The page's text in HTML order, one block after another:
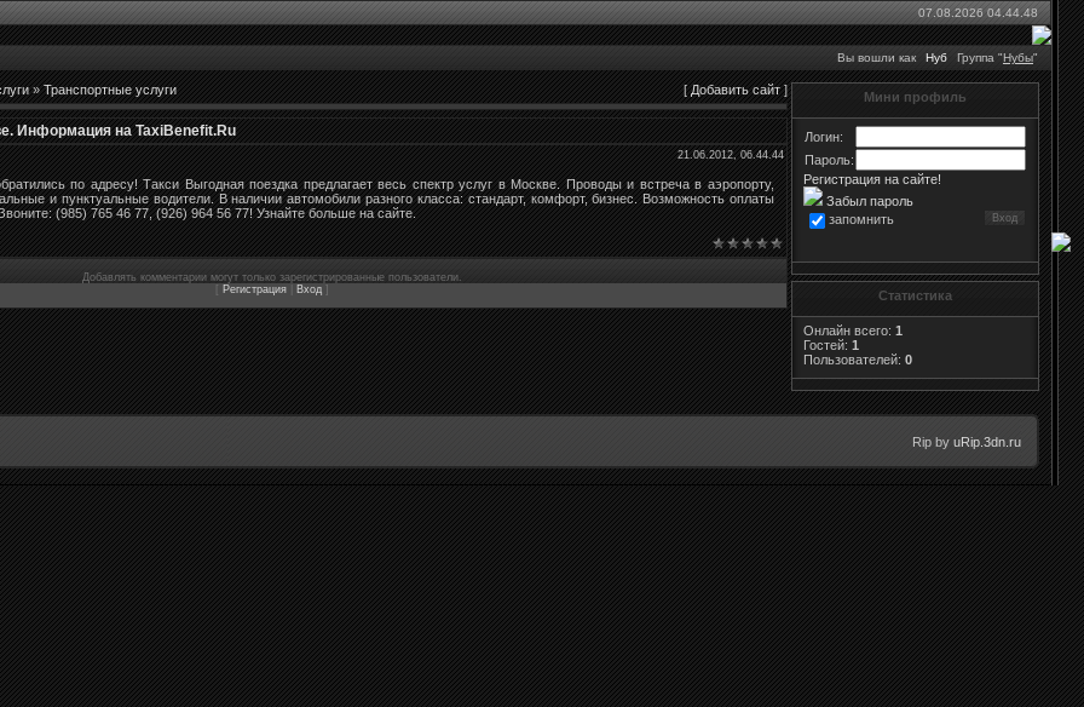
07.08.2026 04.44.48
Вы вошли как Нуб Группа "Нубы"
»Транспортные услуги [Добавить сайт]
Информация на TaxiBenefit.Ru
21.06.2012, 06.44.44
по адресу! Такси Выгодная поездка предлагает весь спектр услуг в Москве. Проводы и встреча в аэропорту,
и пунктуальные водители. В наличии автомобили разного класса: стандарт, комфорт, бизнес. Возможность оплаты
(985) 765 46 77, (926) 964 56 77! Узнайте больше на сайте.
Добавлять комментарии могут только зарегистрированные пользователи.
Регистрация| Вход]
Мини профиль
Логин:
Пароль:
Регистрация на сайте!
Забыл пароль
запомнить
Статистика
Онлайн всего: 1
Гостей: 1
Пользователей: 0
Rip by uRip.3dn.ru